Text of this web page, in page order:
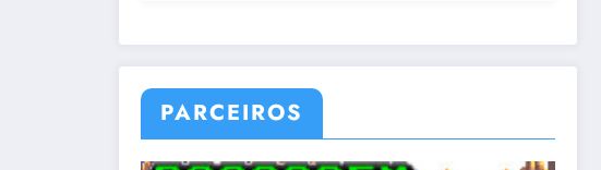
PARCEIROS